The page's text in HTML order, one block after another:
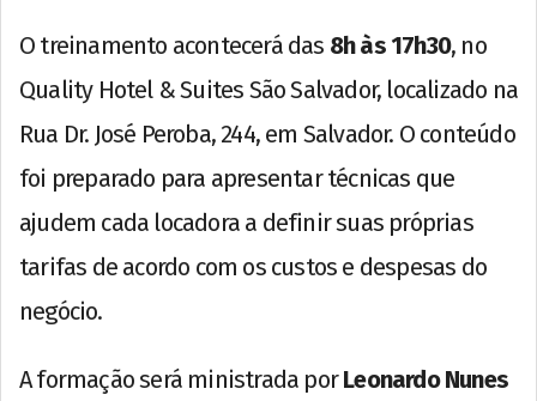
O treinamento acontecerá das 8h às 17h30, no
Quality Hotel & Suites São Salvador, localizado na
Rua Dr. José Peroba, 244, em Salvador. O conteúdo
foi preparado para apresentar técnicas que
ajudem cada locadora a definir suas próprias
tarifas de acordo com os custos e despesas do
negócio.
A formação será ministrada porLeonardo Nunes